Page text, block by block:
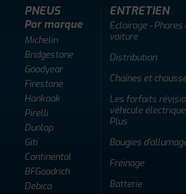
PNEUS
Par marque
Michelin
Bridgestone
Goodyear
Firestone
Hankook
Pirelli
Dunlop
Giti
Continental
BFGoodrich
Debica
ENTRETIEN
Éclairage - Phares
voiture
Distribution
Chaînes et
Les forfaits
véhicule
Plus
Bougies
Freinage
Batterie